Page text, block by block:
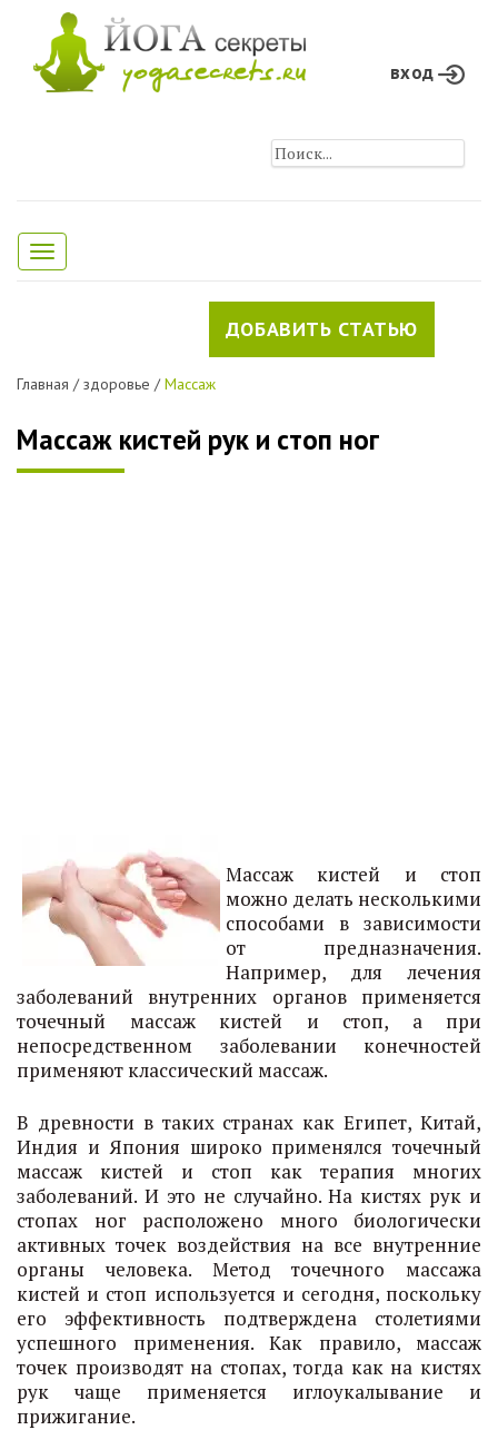
вход
Toggle
navigation
ДОБАВИТЬ СТАТЬЮ
Главная /здоровье /Массаж
Массаж кистей рук и стоп ног
Массаж кистей и стоп
можно делать несколькими
способами в зависимости
от предназначения.
Например, для лечения
заболеваний внутренних органов применяется
точечный массаж кистей и стоп, а при
непосредственном заболевании конечностей
применяют классический массаж.
В древности в таких странах как Египет, Китай,
Индия и Япония широко применялся точечный
массаж кистей и стоп как терапия многих
заболеваний. И это не случайно. На кистях рук и
стопах ног расположено много биологически
активных точек воздействия на все внутренние
органы человека. Метод точечного массажа
кистей и стоп используется и сегодня, поскольку
его эффективность подтверждена столетиями
успешного применения. Как правило, массаж
точек производят на стопах, тогда как на кистях
рук чаще применяется иглоукалывание и
прижигание.